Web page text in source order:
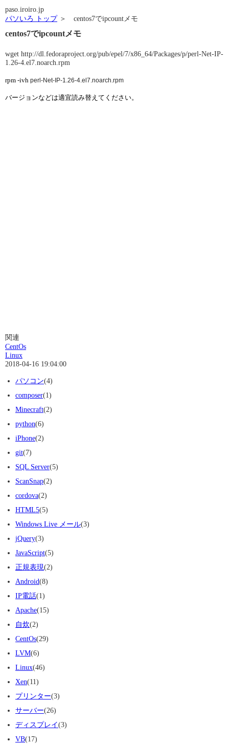
paso.iroiro.jp
パソいろ トップ＞ centos7でipcountメモ
centos7でipcountメモ
wget http://dl.fedoraproject.org/pub/epel/7/x86_64/Packages/p/perl-Net-IP-
1.26-4.el7.noarch.rpm
rpm -ivh perl-Net-IP-1.26-4.el7.noarch.rpm
バージョンなどは適宜読み替えてください。
関連
CentOs
Linux
2018-04-16 19:04:00
パソコン(4)
composer(1)
Minecraft(2)
python(6)
iPhone(2)
git(7)
SQL Server(5)
ScanSnap(2)
cordova(2)
HTML5(5)
Windows Live メール(3)
jQuery(3)
JavaScript(5)
正規表現(2)
Android(8)
IP電話(1)
Apache(15)
自炊(2)
CentOs(29)
LVM(6)
Linux(46)
Xen(11)
プリンター(3)
サーバー(26)
ディスプレイ(3)
VB(17)